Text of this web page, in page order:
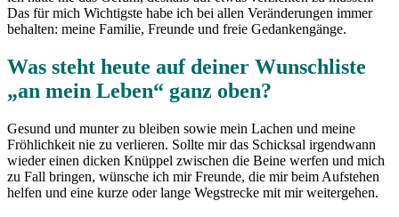
Das für mich Wichtigste habe ich bei allen Veränderungen immer
behalten: meine Familie, Freunde und freie Gedankengänge.
Was steht heute auf deiner Wunschliste
„an mein Leben“ ganz oben?
Gesund und munter zu bleiben sowie mein Lachen und meine
Fröhlichkeit nie zu verlieren. Sollte mir das Schicksal irgendwann
wieder einen dicken Knüppel zwischen die Beine werfen und mich
zu Fall bringen, wünsche ich mir Freunde, die mir beim Aufstehen
helfen und eine kurze oder lange Wegstrecke mit mir weitergehen.